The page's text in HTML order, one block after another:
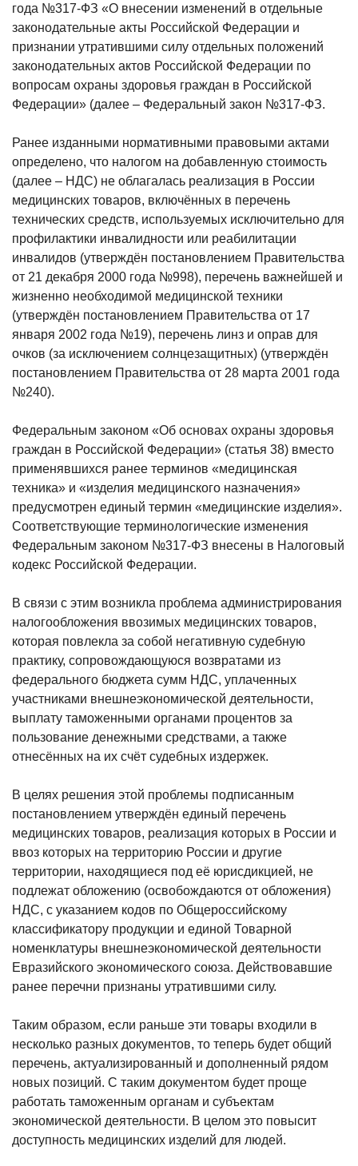
года №317-ФЗ «О внесении изменений в отдельные
законодательные акты Российской Федерации и
признании утратившими силу отдельных положений
законодательных актов Российской Федерации по
вопросам охраны здоровья граждан в Российской
Федерации» (далее – Федеральный закон №317-ФЗ.
Ранее изданными нормативными правовыми актами
определено, что налогом на добавленную стоимость
(далее – НДС) не облагалась реализация в России
медицинских товаров, включённых в перечень
технических средств, используемых исключительно для
профилактики инвалидности или реабилитации
инвалидов (утверждён постановлением Правительства
от 21 декабря 2000 года №998), перечень важнейшей и
жизненно необходимой медицинской техники
(утверждён постановлением Правительства от 17
января 2002 года №19), перечень линз и оправ для
очков (за исключением солнцезащитных) (утверждён
постановлением Правительства от 28 марта 2001 года
№240).
Федеральным законом «Об основах охраны здоровья
граждан в Российской Федерации» (статья 38) вместо
применявшихся ранее терминов «медицинская
техника» и «изделия медицинского назначения»
предусмотрен единый термин «медицинские изделия».
Соответствующие терминологические изменения
Федеральным законом №317-ФЗ внесены в Налоговый
кодекс Российской Федерации.
В связи с этим возникла проблема администрирования
налогообложения ввозимых медицинских товаров,
которая повлекла за собой негативную судебную
практику, сопровождающуюся возвратами из
федерального бюджета сумм НДС, уплаченных
участниками внешнеэкономической деятельности,
выплату таможенными органами процентов за
пользование денежными средствами, а также
отнесённых на их счёт судебных издержек.
В целях решения этой проблемы подписанным
постановлением утверждён единый перечень
медицинских товаров, реализация которых в России и
ввоз которых на территорию России и другие
территории, находящиеся под её юрисдикцией, не
подлежат обложению (освобождаются от обложения)
НДС, с указанием кодов по Общероссийскому
классификатору продукции и единой Товарной
номенклатуры внешнеэкономической деятельности
Евразийского экономического союза. Действовавшие
ранее перечни признаны утратившими силу.
Таким образом, если раньше эти товары входили в
несколько разных документов, то теперь будет общий
перечень, актуализированный и дополненный рядом
новых позиций. С таким документом будет проще
работать таможенным органам и субъектам
экономической деятельности. В целом это повысит
доступность медицинских изделий для людей.